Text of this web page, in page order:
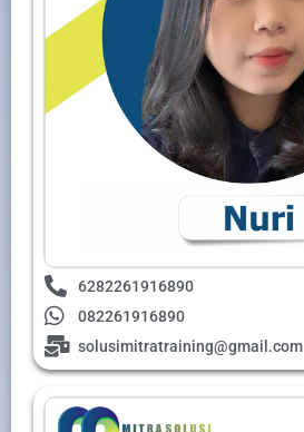
6282261916890
082261916890
solusimitratraining@gmail.com